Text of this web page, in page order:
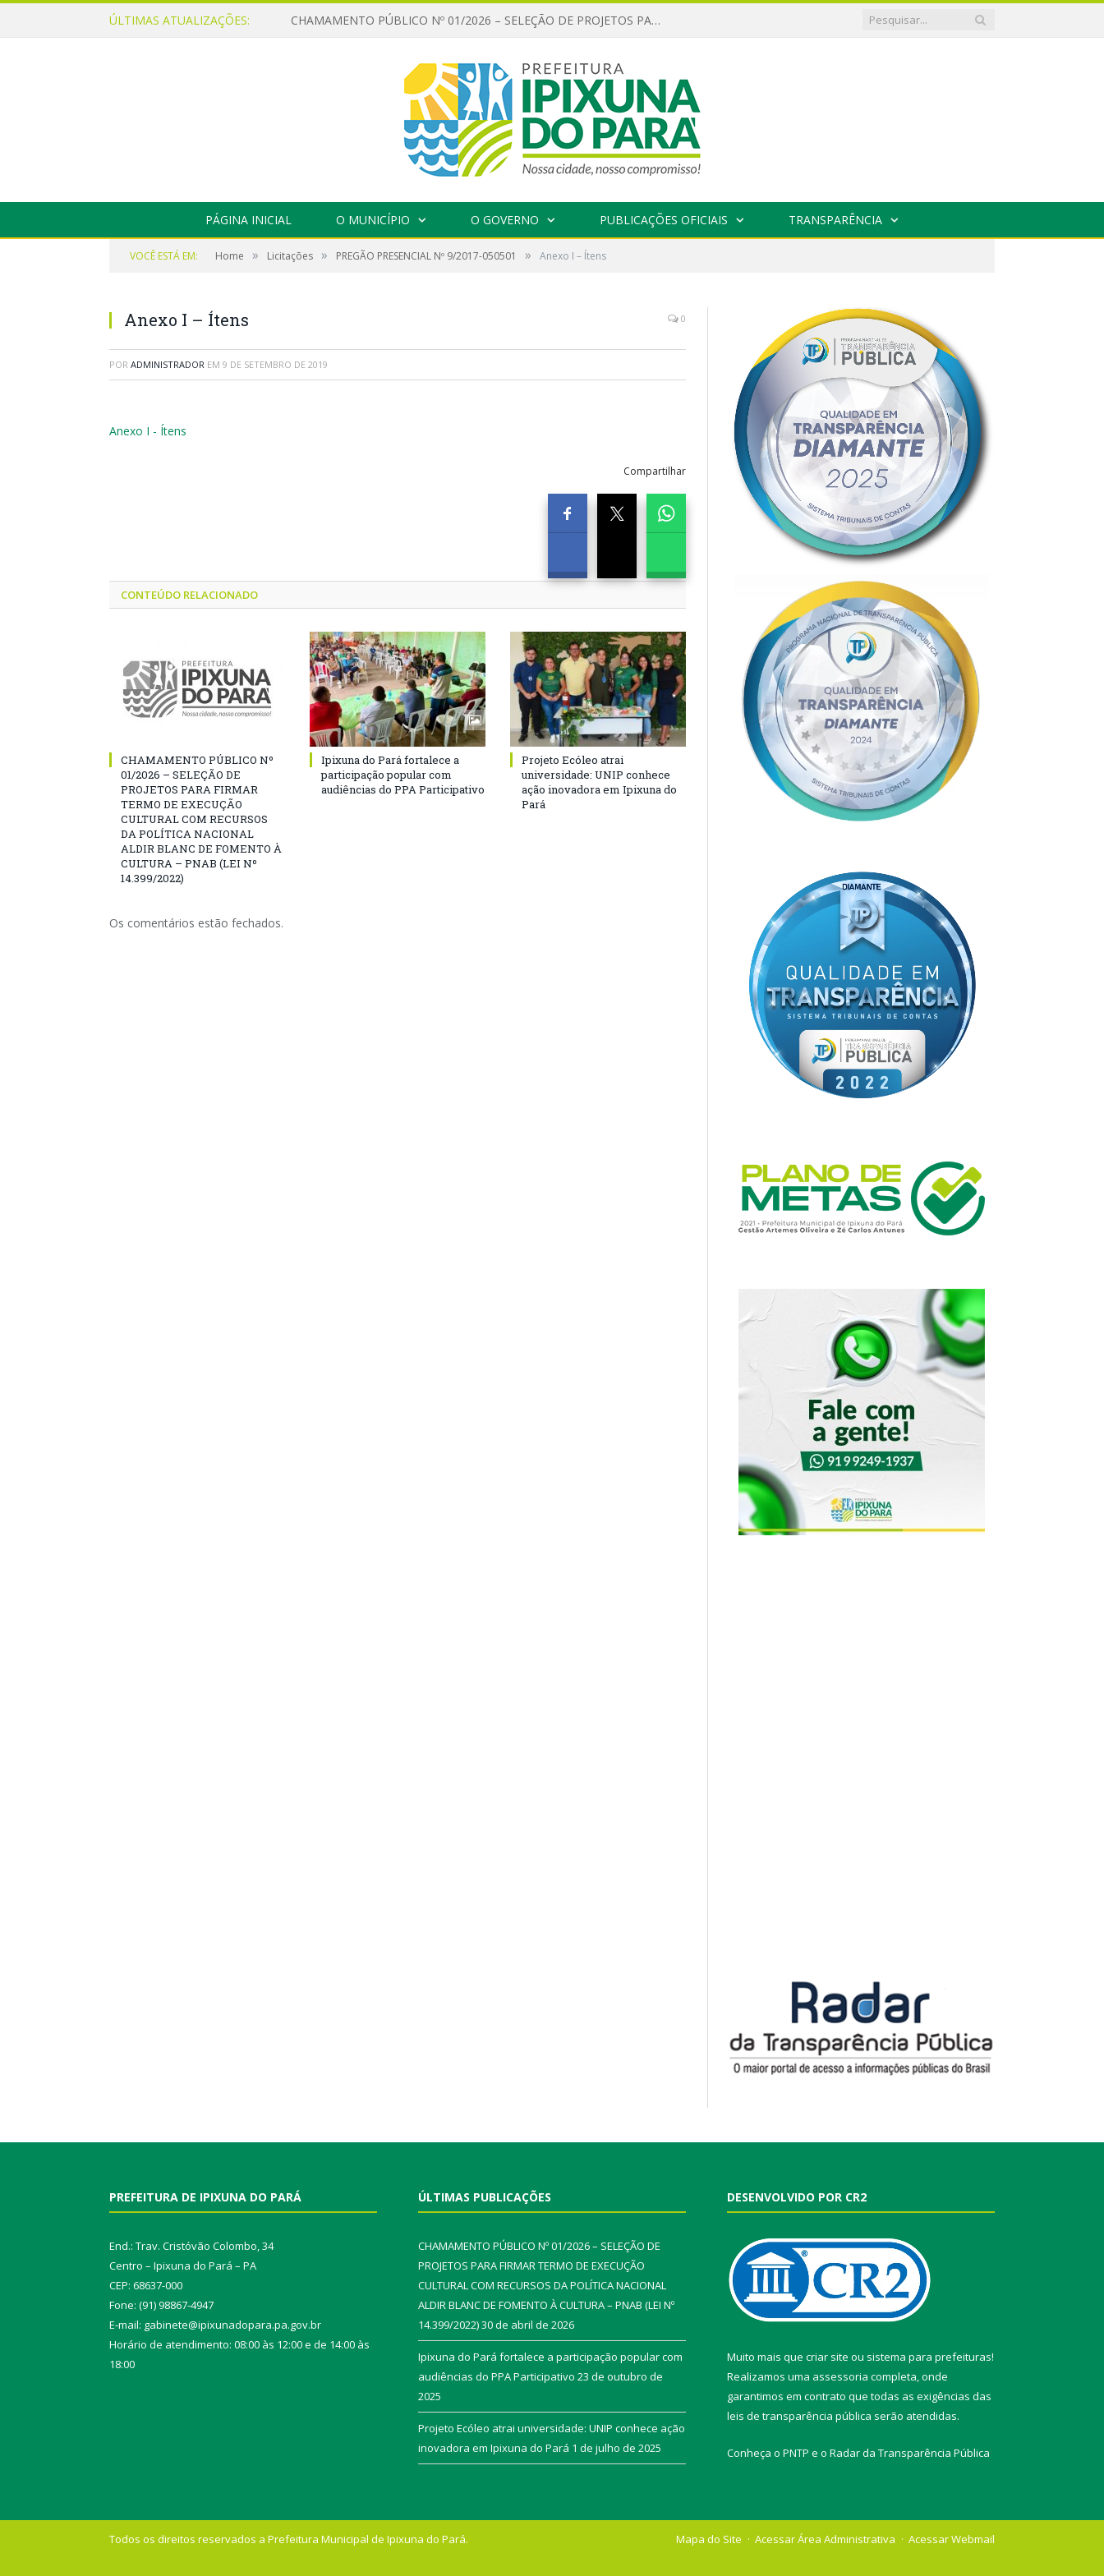
ÚLTIMAS ATUALIZAÇÕES: CHAMAMENTO PÚBLICO Nº 01/2026 – SELEÇÃO DE PROJETOS PARA FIRMAR TERMO DE EXECUÇÃO CULTURAL COM RECURSOS DA POLÍTICA NACIONAL ALDIR BLANC DE FOMENTO À CULTURA – PNAB (LEI Nº 14.399/2022)
PÁGINA INICIAL O MUNICÍPIO O GOVERNO PUBLICAÇÕES OFICIAIS TRANSPARÊNCIA
VOCÊ ESTÁ EM: Home » Licitações » PREGÃO PRESENCIAL Nº 9/2017-050501 » Anexo I – Ítens
Anexo I – Ítens 0
POR ADMINISTRADOR EM 9 DE SETEMBRO DE 2019
Anexo I - Ítens
Compartilhar
CONTEÚDO RELACIONADO
CHAMAMENTO PÚBLICO Nº
01/2026 – SELEÇÃO DE
PROJETOS PARA FIRMAR
TERMO DE EXECUÇÃO
CULTURAL COM RECURSOS
DA POLÍTICA NACIONAL
ALDIR BLANC DE FOMENTO À
CULTURA – PNAB (LEI Nº
14.399/2022)
Ipixuna do Pará fortalece a
participação popular com
audiências do PPA Participativo
Projeto Ecóleo atrai
universidade: UNIP conhece
ação inovadora em Ipixuna do
Pará
Os comentários estão fechados.
PREFEITURA DE IPIXUNA DO PARÁ
End.: Trav. Cristóvão Colombo, 34
Centro – Ipixuna do Pará – PA
CEP: 68637-000
Fone: (91) 98867-4947
E-mail: gabinete@ipixunadopara.pa.gov.br
Horário de atendimento: 08:00 às 12:00 e de 14:00 às
18:00
ÚLTIMAS PUBLICAÇÕES
CHAMAMENTO PÚBLICO Nº 01/2026 – SELEÇÃO DE
PROJETOS PARA FIRMAR TERMO DE EXECUÇÃO
CULTURAL COM RECURSOS DA POLÍTICA NACIONAL
ALDIR BLANC DE FOMENTO À CULTURA – PNAB (LEI Nº
14.399/2022)30 de abril de 2026
Ipixuna do Pará fortalece a participação popular com
audiências do PPA Participativo 23 de outubro de
2025
Projeto Ecóleo atrai universidade: UNIP conhece ação
inovadora em Ipixuna do Pará 1 de julho de 2025
DESENVOLVIDO POR CR2
Muito mais que criar site ou sistema para prefeituras!
Realizamos uma assessoria completa, onde
garantimos em contrato que todas as exigências das
leis de transparência pública serão atendidas.
Conheça o PNTP e o Radar da Transparência Pública
Todos os direitos reservados a Prefeitura Municipal de Ipixuna do Pará. Mapa do Site Acessar Área Administrativa Acessar Webmail